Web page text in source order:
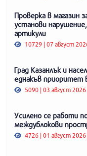
Проверка в магазин
установи
артикули
10729 | 07 август
Град Казанлък и
еднакъв приоритет
5090 | 03 август 2026
Усилено се работи
междублокови
4726 | 01 август 2026